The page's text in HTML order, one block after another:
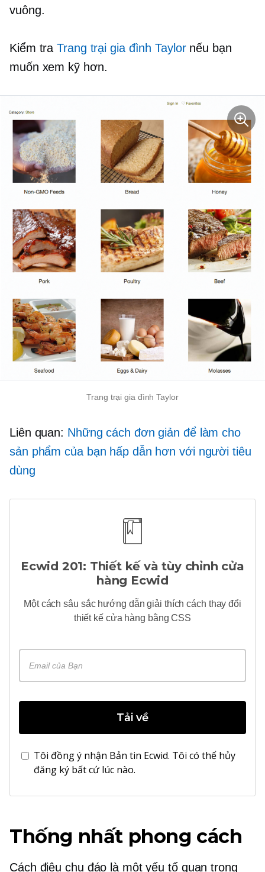
vuông.
Kiểm traTrang trại gia đình Taylornếu bạn
muốn xem kỹ hơn.
Trang trại gia đình Taylor
Liên quan: Những cách đơn giản để làm cho
sản phẩm của bạn hấp dẫn hơn với người tiêu
dùng
Ecwid 201: Thiết kế và tùy chỉnh cửa
hàng Ecwid
Một cách sâu sắchướng dẫn giải thích cách thay đổi
thiết kế cửa hàng bằng CSS
Tải về
Tôi đồng ý nhận Bản tin Ecwid. Tôi có thể hủy
đăng ký bất cứ lúc nào.
Thống nhất phong cách
Cách điệu chu đáo là một yếu tố quan trọng